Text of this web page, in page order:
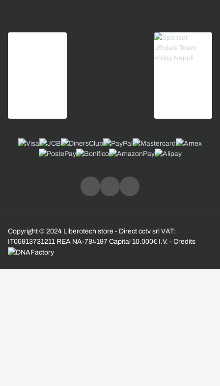
Copyright © 2024 Liberotech store - Direct cctv srl VAT:
IT05913731211 REA NA-784197 Capital 10.000€ I.V. - Credits